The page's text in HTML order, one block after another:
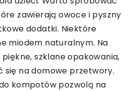
zawierają owoce i pyszny
dodatki. Niektóre
miodem naturalnym. Na
piękne, szklane opakowania,
się na domowe przetwory.
kompotów pozwolą na